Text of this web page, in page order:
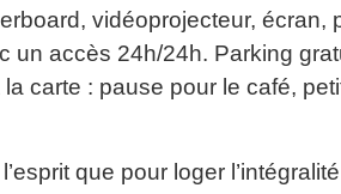
vidéoprojecteur, écran,
un accès 24h/24h. Parking
carte : pause pour le café,
que pour loger